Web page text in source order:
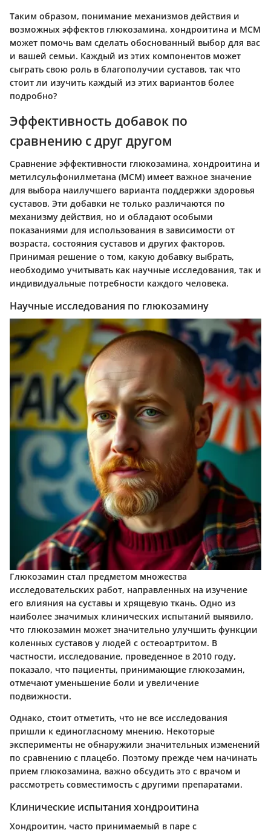
Таким образом, понимание механизмов действия и
возможных эффектов глюкозамина, хондроитина и МСМ
может помочь вам сделать обоснованный выбор для вас
и вашей семьи. Каждый из этих компонентов может
сыграть свою роль в благополучии суставов, так что
стоит ли изучить каждый из этих вариантов более
подробно?
Эффективность добавок по
сравнению с друг другом
Сравнение эффективности глюкозамина, хондроитина и
метилсульфонилметана (МСМ) имеет важное значение
для выбора наилучшего варианта поддержки здоровья
суставов. Эти добавки не только различаются по
механизму действия, но и обладают особыми
показаниями для использования в зависимости от
возраста, состояния суставов и других факторов.
Принимая решение о том, какую добавку выбрать,
необходимо учитывать как научные исследования, так и
индивидуальные потребности каждого человека.
Научные исследования по глюкозамину
Глюкозамин стал предметом множества
исследовательских работ, направленных на изучение
его влияния на суставы и хрящевую ткань. Одно из
наиболее значимых клинических испытаний выявило,
что глюкозамин может значительно улучшить функции
коленных суставов у людей с остеоартритом. В
частности, исследование, проведенное в 2010 году,
показало, что пациенты, принимающие глюкозамин,
отмечают уменьшение боли и увеличение
подвижности.
Однако, стоит отметить, что не все исследования
пришли к единогласному мнению. Некоторые
эксперименты не обнаружили значительных изменений
по сравнению с плацебо. Поэтому прежде чем начинать
прием глюкозамина, важно обсудить это с врачом и
рассмотреть совместимость с другими препаратами.
Клинические испытания хондроитина
Хондроитин, часто принимаемый в паре с